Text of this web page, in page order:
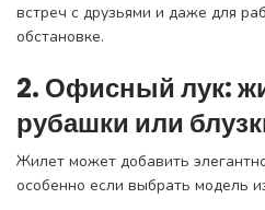
встреч с друзьями и даже для
обстановке.
2. Офисный лук:
рубашки или
Жилет может добавить
особенно если выбрать модель